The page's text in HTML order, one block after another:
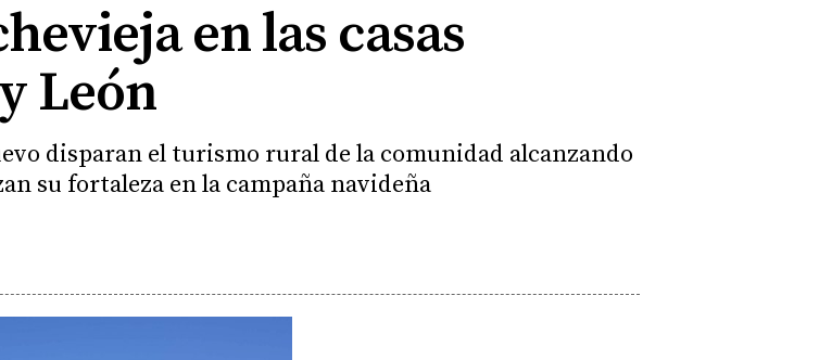
en las casas
León
disparan el turismo rural de la comunidad alcanzando
su fortaleza en la campaña navideña